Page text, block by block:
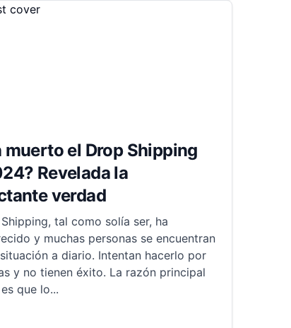
muerto el Drop Shipping
Revelada la
verdad
tal como solía ser, ha
y muchas personas se encuentran
a diario. Intentan hacerlo por
y no tienen éxito. La razón principal
que lo...